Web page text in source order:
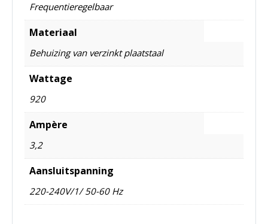
Frequentieregelbaar
Materiaal
Behuizing van verzinkt plaatstaal
Wattage
920
Ampère
3,2
Aansluitspanning
220-240V/1/ 50-60 Hz